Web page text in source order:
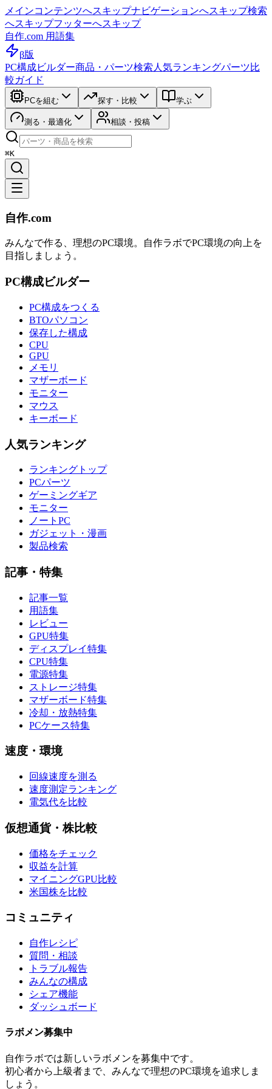
メインコンテンツへスキップナビゲーションへスキップ検索
へスキップフッターへスキップ
自作.com 用語集
β版
PC構成ビルダー商品・パーツ検索 人気ランキングパーツ比
較ガイド
PCを組む 探す・比較 学ぶ
測る・最適化 相談・投稿
⌘K
自作.com
みんなで作る、理想のPC環境。 自作ラボでPC環境の向上を
目指しましょう。
PC構成ビルダー
PC構成をつくる
BTOパソコン
保存した構成
CPU
GPU
メモリ
マザーボード
モニター
マウス
キーボード
人気ランキング
ランキングトップ
PCパーツ
ゲーミングギア
モニター
ノートPC
ガジェット・漫画
製品検索
記事・特集
記事一覧
用語集
レビュー
GPU特集
ディスプレイ特集
CPU特集
電源特集
ストレージ特集
マザーボード特集
冷却・放熱特集
PCケース特集
速度・環境
回線速度を測る
速度測定ランキング
電気代を比較
仮想通貨・株比較
価格をチェック
収益を計算
マイニングGPU比較
米国株を比較
コミュニティ
自作レシピ
質問・相談
トラブル報告
みんなの構成
シェア機能
ダッシュボード
ラボメン募集中
自作ラボでは新しいラボメンを募集中です。
初心者から上級者まで、みんなで理想のPC環境を追求しま
しょう。